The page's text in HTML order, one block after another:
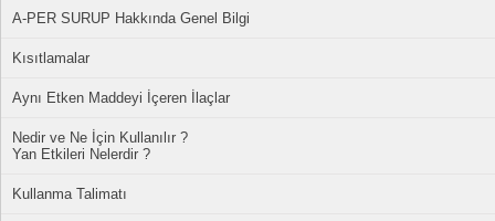
A-PER SURUP Hakkında Genel Bilgi
Kısıtlamalar
Aynı Etken Maddeyi İçeren İlaçlar
Nedir ve Ne İçin Kullanılır ?
Yan Etkileri Nelerdir ?
Kullanma Talimatı